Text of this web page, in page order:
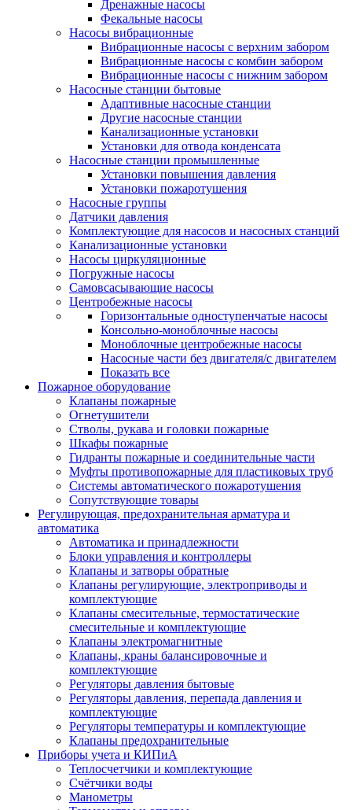
Дренажные насосы
Фекальные насосы
Насосы вибрационные
Вибрационные насосы с верхним забором
Вибрационные насосы с комбин забором
Вибрационные насосы с нижним забором
Насосные станции бытовые
Адаптивные насосные станции
Другие насосные станции
Канализационные установки
Установки для отвода конденсата
Насосные станции промышленные
Установки повышения давления
Установки пожаротушения
Насосные группы
Датчики давления
Комплектующие для насосов и насосных станций
Канализационные установки
Насосы циркуляционные
Погружные насосы
Самовсасывающие насосы
Центробежные насосы
Горизонтальные одноступенчатые насосы
Консольно-моноблочные насосы
Моноблочные центробежные насосы
Насосные части без двигателя/с двигателем
Показать все
Пожарное оборудование
Клапаны пожарные
Огнетушители
Стволы, рукава и головки пожарные
Шкафы пожарные
Гидранты пожарные и соединительные части
Муфты противопожарные для пластиковых труб
Системы автоматического пожаротушения
Сопутствующие товары
Регулирующая, предохранительная арматура и
автоматика
Автоматика и принадлежности
Блоки управления и контроллеры
Клапаны и затворы обратные
Клапаны регулирующие, электроприводы и
комплектующие
Клапаны смесительные, термостатические
смесительные и комплектующие
Клапаны электромагнитные
Клапаны, краны балансировочные и
комплектующие
Регуляторы давления бытовые
Регуляторы давления, перепада давления и
комплектующие
Регуляторы температуры и комплектующие
Клапаны предохранительные
Приборы учета и КИПиА
Теплосчетчики и комплектующие
Счётчики воды
Манометры